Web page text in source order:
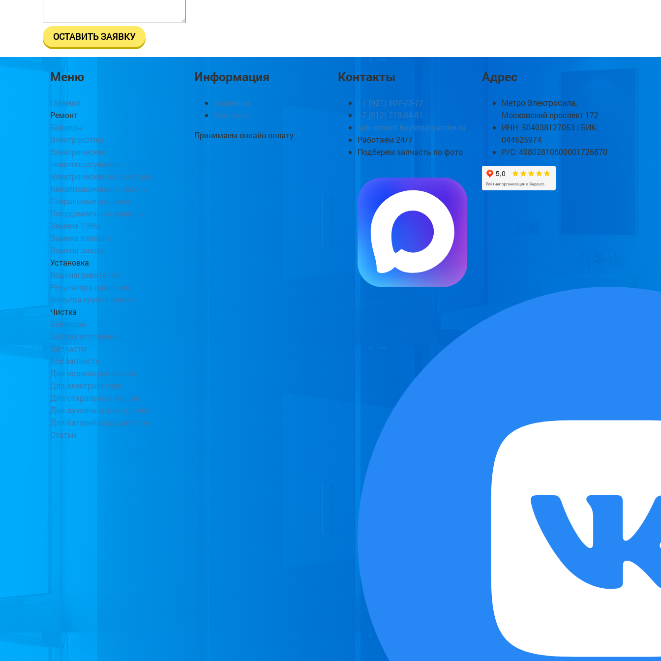
Меню
Главная
Ремонт
Бойлеры
Электрокотлы
Электрические
полотенцесушители
Электрические конвекторы
Канализационные насосы
Стиральные машины
Посудомоечные машины
Замена ТЭНа
Замена клапана
Замена анода
Установка
Водонагревателей
Регулятора давления
Фильтра грубой очистки
Чистка
Бойлеров
Систем отопления
Запчасти
Все запчасти
Для водонагревателей
Для электрокотлов
Для стиральных машин
Для духовок и электроплит
Для батарей и радиаторов
Статьи
Информация
Вакансии
Контакты
Принимаем онлайн оплату
Контакты
+7 (921) 807-73-77
+7 (812) 219-84-81
spb.remont-boylera@yandex.ru
Работаем 24/7
Подберем запчасть по фото
Адрес
Метро Электросила,
Московский проспект 172
ИНН: 504038127053 | БИК:
044525974
Р/С: 40802810600001726870